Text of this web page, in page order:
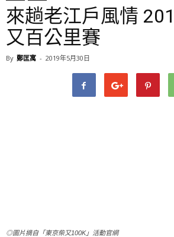
來趟老江戶風情
又百公里賽
By 鄭匡寓 - 2019年5月30日
◎圖片摘自「東京柴又100K」活動官網